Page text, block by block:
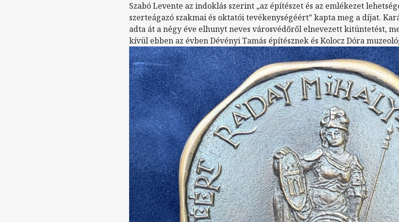
Szabó Levente az indoklás szerint „az építészet és az emlékezet
szerteágazó szakmai és oktatói tevékenységéért” kapta meg a díjat.
adta át a négy éve elhunyt neves városvédőről elnevezett kitüntetést,
kívül ebben az évben Dévényi Tamás építésznek és Kolocz Dóra